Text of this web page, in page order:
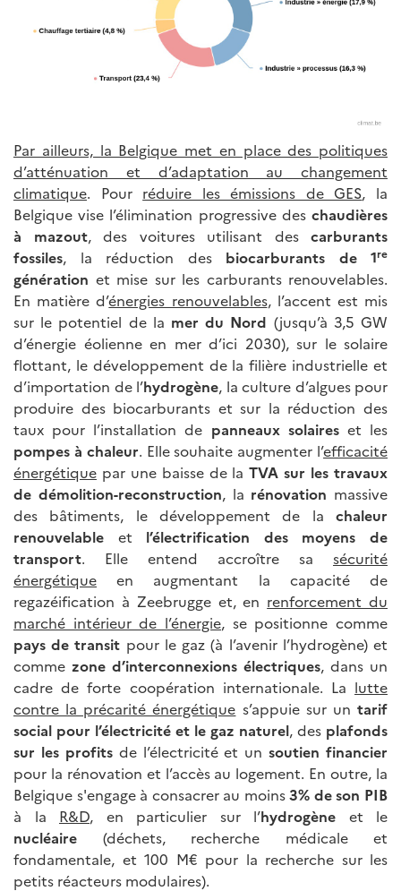
Par ailleurs, la Belgique met en place des politiques
d’atténuation et d’adaptation au changement
climatique. Pour réduire les émissions de GES, la
Belgique vise l’élimination progressive des chaudières
à mazout, des voitures utilisant des carburants
fossiles, la réduction des biocarburants de 1re
génération et mise sur les carburants renouvelables.
En matière d’énergies renouvelables, l’accent est mis
sur le potentiel de la mer du Nord (jusqu’à 3,5 GW
d’énergie éolienne en mer d’ici 2030), sur le solaire
flottant, le développement de la filière industrielle et
d’importation de l’hydrogène, la culture d’algues pour
produire des biocarburants et sur la réduction des
taux pour l’installation de panneaux solaireset les
pompes à chaleur. Elle souhaite augmenter l’efficacité
énergétique par une baisse de laTVA sur les travaux
de démolition-reconstruction, la rénovation massive
des bâtiments, le développement de la chaleur
renouvelable et l’électrification des moyens de
transport. Elle entend accroître sa sécurité
énergétique en augmentant la capacité de
regazéification à Zeebrugge et, en renforcement du
marché intérieur de l’énergie, se positionne comme
pays de transit pour le gaz (à l’avenir l’hydrogène) et
comme zone d’interconnexions électriques, dans un
cadre de forte coopération internationale. La lutte
contre la précarité énergétique s’appuie sur untarif
social pour l’électricité et le gaz naturel, des plafonds
sur les profitsde l’électricité et unsoutien financier
pour la rénovation et l’accès au logement. En outre, la
Belgique s'engage à consacrer au moins3% de son PIB
à la R&D, en particulier sur l’hydrogène et le
nucléaire (déchets, recherche médicale et
fondamentale, et 100 M€ pour la recherche sur les
petits réacteurs modulaires).